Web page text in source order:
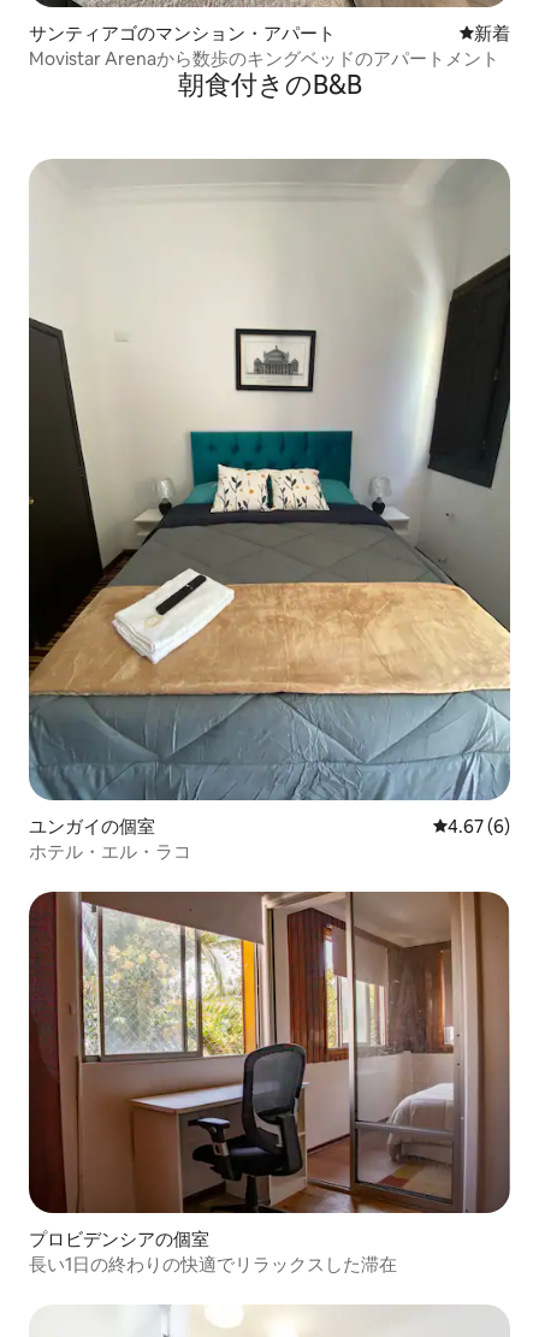
サンティアゴのマンション・アパート 新しい宿
新着
Movistar Arenaから数歩のキングベッドのアパートメント
朝食付きのB&B
ユンガイの個室 レビュー6
4.67 (6)
ホテル・エル・ラコ
プロビデンシアの個室
長い1日の終わりの快適でリラックスした滞在